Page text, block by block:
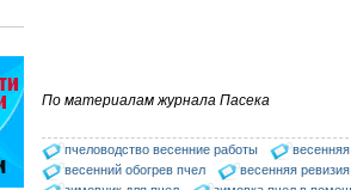
По материалам журнала Пасека
пчеловодство весенние работы
весенний обогрев пчел
весенняя